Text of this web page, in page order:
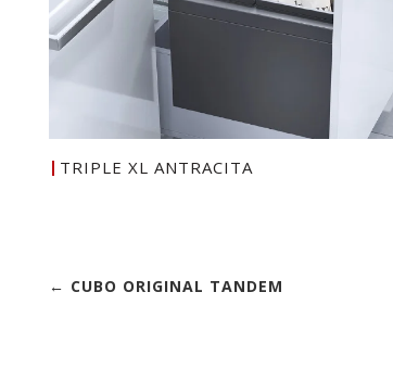
TRIPLE XL ANTRACITA
← CUBO ORIGINAL TANDEM